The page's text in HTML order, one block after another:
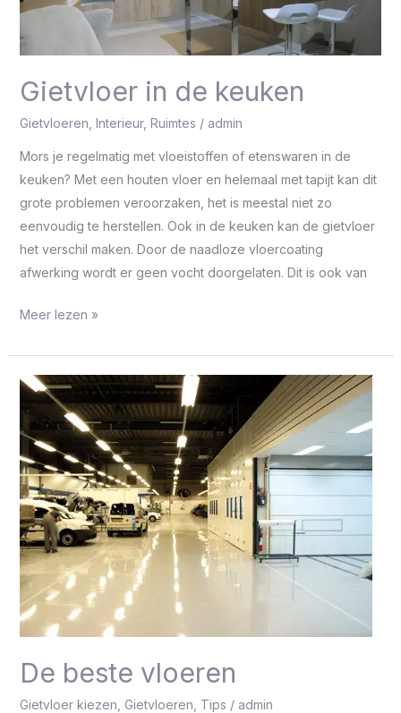
Gietvloer in de keuken
Gietvloeren Interieur, Ruimtes / admin
Mors je regelmatig met vloeistoffen of etenswaren in de
keuken? Met een houten vloer en helemaal met tapijt kan dit
grote problemen veroorzaken, het is meestal niet zo
eenvoudig te herstellen. Ook in de keuken kan de gietvloer
het verschil maken. Door de naadloze vloercoating
afwerking wordt er geen vocht doorgelaten. Dit is ook van
Meer lezen »
De beste vloeren
Gietvloer kiezen Gietvloeren Tips / admin
De
beste
vloeren